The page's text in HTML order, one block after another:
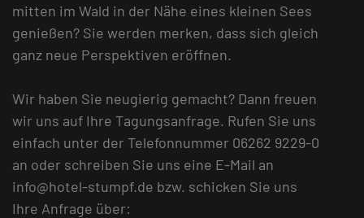
mitten im Wald in der Nähe eines kleinen Sees
genießen? Sie werden merken, dass sich gleich
ganz neue Perspektiven eröffnen.
Wir haben Sie neugierig gemacht? Dann freuen
wir uns auf Ihre Tagungsanfrage. Rufen Sie uns
einfach unter der Telefonnummer 06262 9229-0
an oder schreiben Sie uns eine E-Mail an
info@hotel-stumpf.de bzw. schicken Sie uns
Ihre Anfrage über: